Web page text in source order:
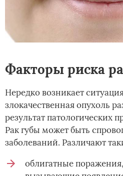
Факторы риска
Нередко возникает
злокачественная опухоль
результат патологических
Рак губы может быть
заболеваний. Различают
облигатные